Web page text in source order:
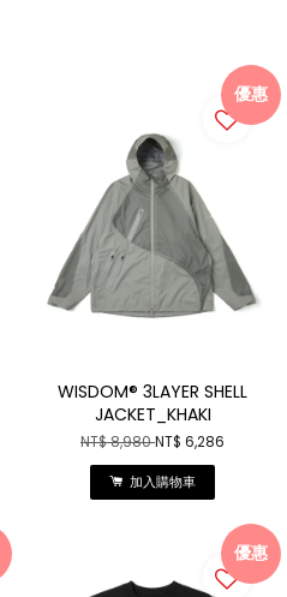
優惠
WISDOM® 3LAYER SHELL
JACKET_KHAKI
NT$ 8,980NT$ 6,286
加入購物車
優惠